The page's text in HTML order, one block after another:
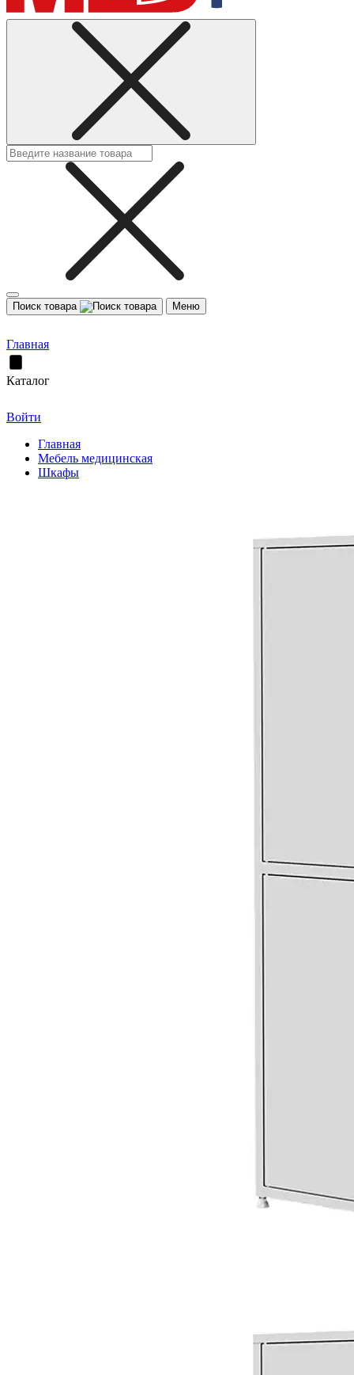
Поиск товара Меню
Главная
Каталог
Войти
Главная
Мебель медицинская
Шкафы